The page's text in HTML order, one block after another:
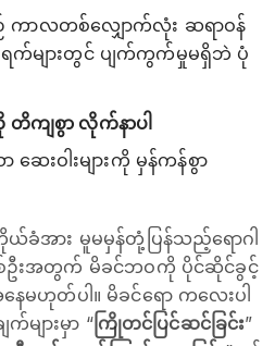
ကာလတစ်လျှောက်လုံး ဆရာဝန်
ရက်များတွင် ပျက်ကွက်မှုမရှိဘဲ ပုံ
တိကျစွာ လိုက်နာပါ
ေးဝါးများကို မှန်ကန်စွာ
ခံအား မူမမှန်တုံ့ပြန်သည့်ရောဂါ
ဦးအတွက် မိခင်ဘဝကို ပိုင်ဆိုင်ခွင့်
မဟုတ်ပါ။ မိခင်ရော ကလေးပါ
ျားမှာ “ကြိုတင်ပြင်ဆင်ခြင်း”